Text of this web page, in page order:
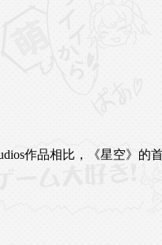
作品相比，《星空》